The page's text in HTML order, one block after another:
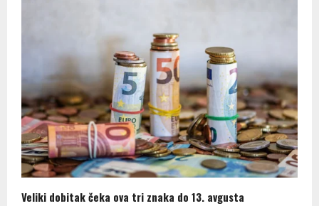
Veliki dobitak čeka ova tri znaka do 13. avgusta